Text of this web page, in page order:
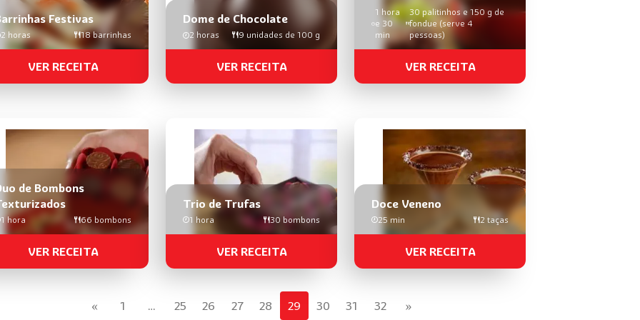
Festivas
2 horas 18 barrinhas
VER RECEITA
Dome de Chocolate
2 horas 9 unidades de 100 g
VER RECEITA
1 hora
e 30
min
30 palitinhos e 150 g de
fondue (serve 4
pessoas)
VER RECEITA
de Bombons
1 hora 66 bombons
VER RECEITA
Trio de Trufas
1 hora 30 bombons
VER RECEITA
Doce Veneno
25 min 2 taças
VER RECEITA
« 1 … 25 26 27 28 29 30 31 32 »